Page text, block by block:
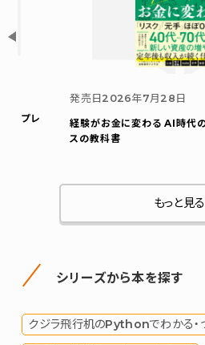
ト プレ
発売日 2026年7月28日
経験がお金に変わる AI時代
スの教科書
もっと見る
シリーズから本を探す
クジラ飛行机のPythonでわかる・